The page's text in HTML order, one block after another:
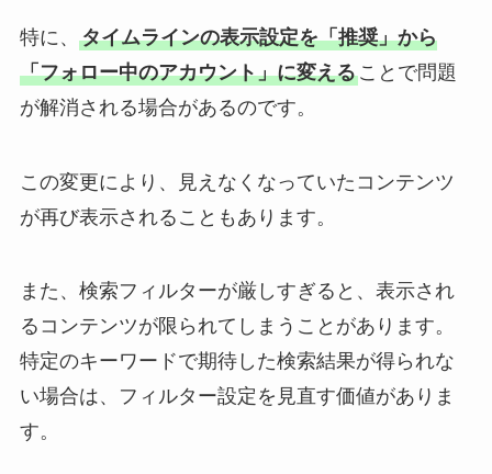
特に、 タイムラインの表示設定を「推奨」から
「フォロー中のアカウント」に変えることで問題
が解消される場合があるのです。
この変更により、見えなくなっていたコンテンツ
が再び表示されることもあります。
また、検索フィルターが厳しすぎると、表示され
るコンテンツが限られてしまうことがあります。
特定のキーワードで期待した検索結果が得られな
い場合は、フィルター設定を見直す価値がありま
す。